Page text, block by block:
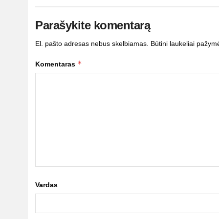
Parašykite komentarą
El. pašto adresas nebus skelbiamas. Būtini laukeliai
Komentaras *
Vardas